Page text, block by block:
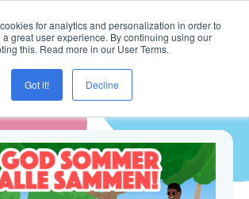
for analytics and personalization in order to
great user experience. By continuing using our
this. Read more in our User Terms.
Got it! Decline
Blogg ( Valg )